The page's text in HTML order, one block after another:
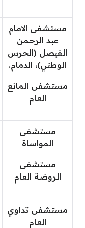
مستشفى الامام
عبد الرحمن
الفيصل (الحرس
الوطني)، الدمام.
مستشفى المانع
العام
مستشفى
المواساة
مستشفى
الروضة العام
مستشفى تداوي
العام